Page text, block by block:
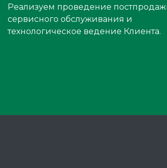
Реализуем проведение
сервисного обслуживания и
технологическое ведение Клиента.